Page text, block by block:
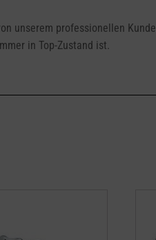
unserem professionellen
in Top-Zustand ist.